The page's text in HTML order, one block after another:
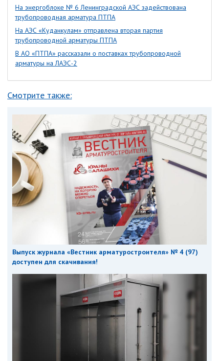
На энергоблоке № 6 Ленинградской АЭС задействована
трубопроводная арматура ПТПА
На АЭС «Куданкулам» отправлена вторая партия
трубопроводной арматуры ПТПА
В АО «ПТПА» рассказали о поставках трубопроводной
арматуры на ЛАЭС-2
Смотрите также:
Выпуск журнала «Вестник арматуростроителя» № 4 (97)
доступен для скачивания!